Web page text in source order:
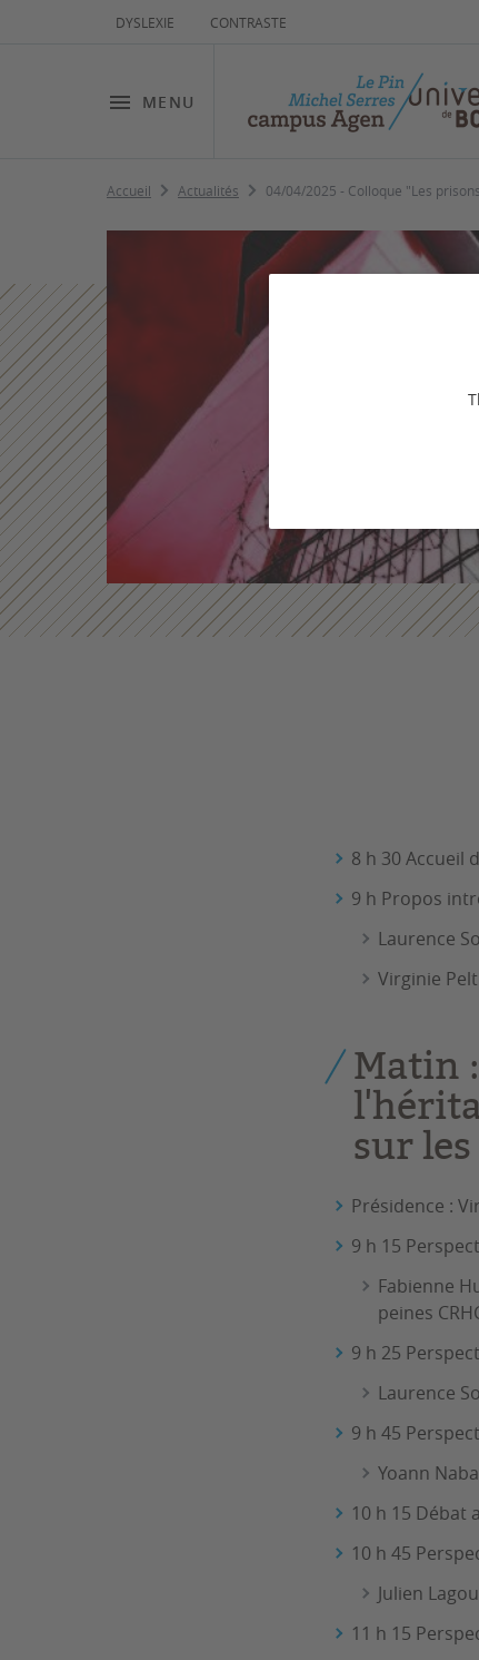
DYSLEXIE CONTRASTE
MENU
Accueil Actualités 04/04/2025 - Colloque "Les
8 h 30 Accueil
9 h Propos
Laurence
Virginie
Matin
sur
Présidence :
9 h 15
Fabienne
peines
9 h 25
Laurence
9 h 45
Yoann
10 h 15 Débat
10 h 45
Julien
11 h 15